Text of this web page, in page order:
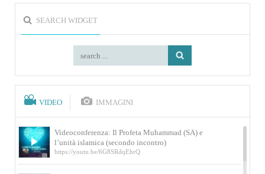
SEARCH WIDGET
VIDEO IMMAGINI
Videoconferenza: Il Profeta Muhammad (SA) e
l’unità islamica (secondo incontro)
https://youtu.be/6G8SRdqEhrQ